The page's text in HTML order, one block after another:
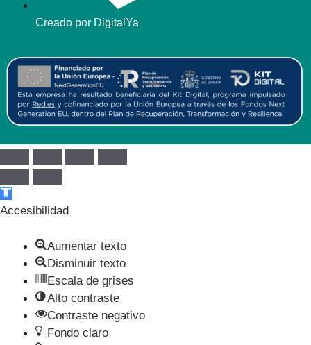
Creado por DigitalYa
Abrir barra de herramientas
Accesibilidad
Aumentar texto
Disminuir texto
Escala de grises
Alto contraste
Contraste negativo
Fondo claro